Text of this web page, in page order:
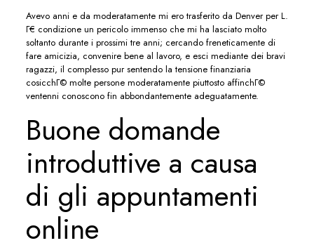
Avevo anni e da moderatamente mi ero trasferito da Denver per L.
Г€ condizione un pericolo immenso che mi ha lasciato molto
soltanto durante i prossimi tre anni; cercando freneticamente di
fare amicizia, convenire bene al lavoro, e esci mediante dei bravi
ragazzi, il complesso pur sentendo la tensione finanziaria
cosicchГ© molte persone moderatamente piuttosto affinchГ©
ventenni conoscono fin abbondantemente adeguatamente.
Buone domande
introduttive a causa
di gli appuntamenti
online